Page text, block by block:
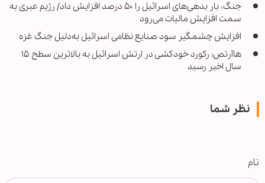
جنگ، بار بدهی‌های اسرائیل را ۵۰ درصد افزایش داد/ رژیم عبری به
سمت افزایش مالیات می‌رود
افزایش چشمگیر سود صنایع نظامی اسرائیل به‌دلیل جنگ غزه
هاآرتص: رکورد خودکشی در ارتش اسرائیل به بالاترین سطح ۱۵
سال اخیر رسید
نظر شما
نام